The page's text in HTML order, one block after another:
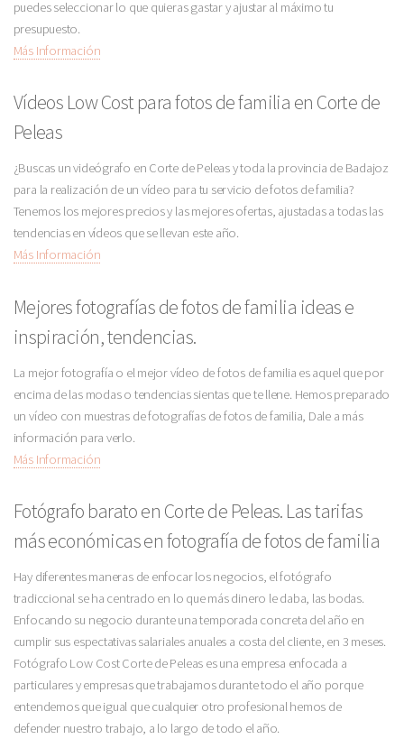
puedes seleccionar lo que quieras gastar y ajustar al máximo tu
presupuesto.
Más Información
Vídeos Low Cost para fotos de familia en Corte de
Peleas
¿Buscas un videógrafo en Corte de Peleas y toda la provincia de Badajoz
para la realización de un vídeo para tu servicio de fotos de familia?
Tenemos los mejores precios y las mejores ofertas, ajustadas a todas las
tendencias en vídeos que se llevan este año.
Más Información
Mejores fotografías de fotos de familia ideas e
inspiración, tendencias.
La mejor fotografía o el mejor vídeo de fotos de familia es aquel que por
encima de las modas o tendencias sientas que te llene. Hemos preparado
un vídeo con muestras de fotografías de fotos de familia, Dale a más
información para verlo.
Más Información
Fotógrafo barato en Corte de Peleas. Las tarifas
más económicas en fotografía de fotos de familia
Hay diferentes maneras de enfocar los negocios, el fotógrafo
tradiccional se ha centrado en lo que más dinero le daba, las bodas.
Enfocando su negocio durante una temporada concreta del año en
cumplir sus espectativas salariales anuales a costa del cliente, en 3 meses.
Fotógrafo Low Cost Corte de Peleas es una empresa enfocada a
particulares y empresas que trabajamos durante todo el año porque
entendemos que igual que cualquier otro profesional hemos de
defender nuestro trabajo, a lo largo de todo el año.